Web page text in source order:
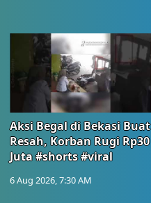
Aksi Begal di Bekasi Buat
Resah, Korban Rugi Rp30
Juta #shorts #viral
6 Aug 2026, 7:30 AM